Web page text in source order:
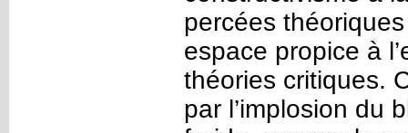
percées
espace propice à
théories critiques.
par l’implosion du